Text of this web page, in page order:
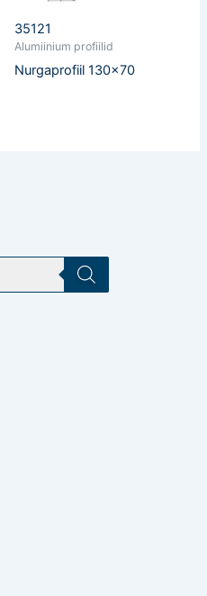
35121
Alumiinium profiilid
Nurgaprofiil 130×70